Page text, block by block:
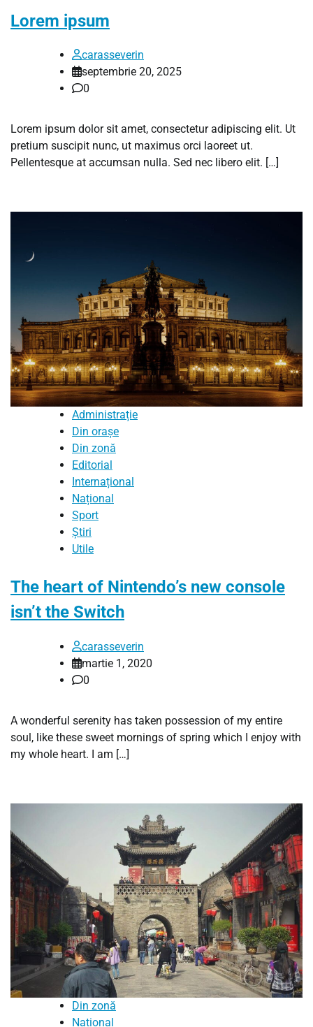
Lorem ipsum
carasseverin
septembrie 20, 2025
0
Lorem ipsum dolor sit amet, consectetur adipiscing elit. Ut
pretium suscipit nunc, ut maximus orci laoreet ut.
Pellentesque at accumsan nulla. Sed nec libero elit. […]
Administrație
Din orașe
Din zonă
Editorial
Internațional
Național
Sport
Știri
Utile
The heart of Nintendo’s new console
isn’t the Switch
carasseverin
martie 1, 2020
0
A wonderful serenity has taken possession of my entire
soul, like these sweet mornings of spring which I enjoy with
my whole heart. I am […]
Din zonă
Național